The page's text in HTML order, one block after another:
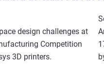
design challenges at
Competition
3D printers.